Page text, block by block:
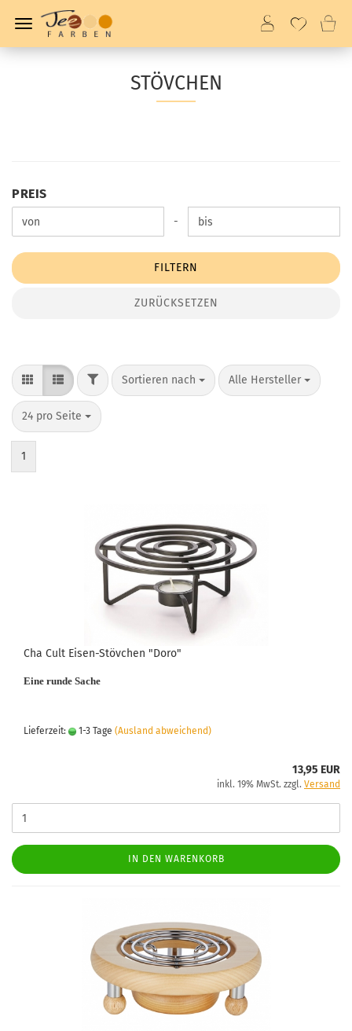
STÖVCHEN
PREIS
PREIS
Preis bis -
FILTERN
ZURÜCKSETZEN
FILTERSortieren nach
Sortieren nach Alle Hersteller
pro Seite
24 pro Seite
pro Seite
1
Cha Cult Eisen-Stövchen "Doro"
Eine runde Sache
Lieferzeit: 1-3 Tage (Ausland abweichend)
13,95 EUR
inkl. 19% MwSt. zzgl. Versand
IN DEN WARENKORB